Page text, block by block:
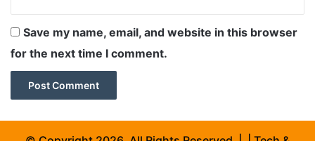
Save my name, email, and website in this browser
for the next time I comment.